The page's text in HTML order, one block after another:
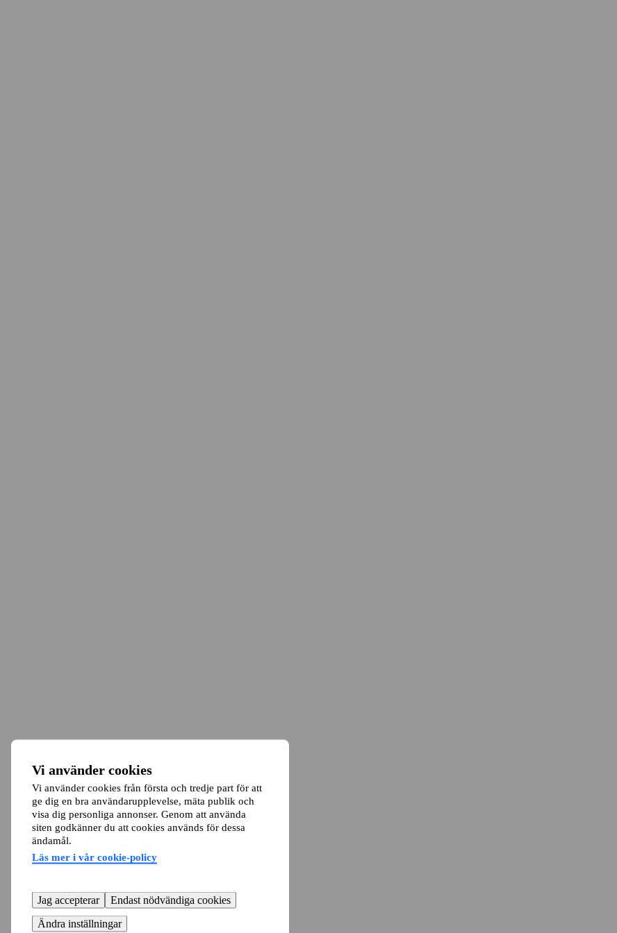
Vi använder cookies
Vi använder cookies från första och tredje part för att
ge dig en bra användarupplevelse, mäta publik och
visa dig personliga annonser. Genom att använda
siten godkänner du att cookies används för dessa
ändamål.
Läs mer i vår cookie-policy
Jag accepterar
Endast nödvändiga cookies
Ändra inställningar